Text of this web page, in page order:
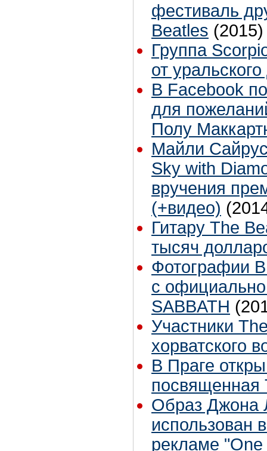
фестиваль
Beatles (2015)
Группа
от
В Facebook
для
Полу
Майли
Sky with
вручения
(+видео)
Гитару The
тысяч
Фотографии
с
SABBATH
Участники
хорватского
В Праге
посвященная
Образ Джона
использован
рекламе